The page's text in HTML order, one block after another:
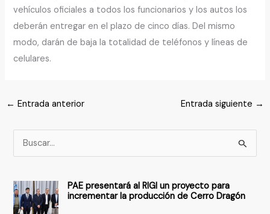
vehículos oficiales a todos los funcionarios y los autos los
deberán entregar en el plazo de cinco días. Del mismo
modo, darán de baja la totalidad de teléfonos y líneas de
celulares.
← Entrada anterior Entrada siguiente →
u
c
a
PAE presentará al RIGI un proyecto para
incrementar la producción de Cerro Dragón